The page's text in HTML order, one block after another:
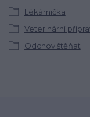
Lékárnička
Veterinární
Odchov štěňat